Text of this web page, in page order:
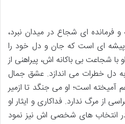
فرمانده ای شجاع در میدان نبرد،
پیشه ای است که جان و دل خود را
شجاعت بی باکانه اش، پیراهنی از
دل خطرات می اندازد. عشق جمال
است؛ او می جنگد تا ازمیر
از مرگ ندارد. فداکاری و ایثار او
انتخاب های شخصی اش نیز نمود